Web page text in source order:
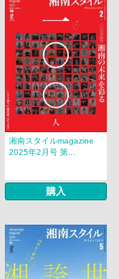
湘南スタイルmagazine
2025年2月号 第...
購入